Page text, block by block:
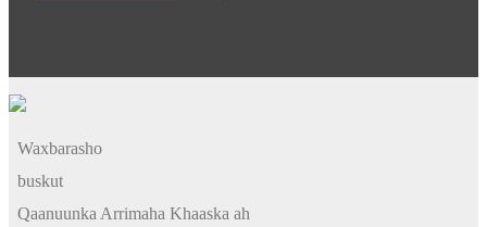
Waxbarasho
buskut
Qaanuunka Arrimaha Khaaska ah